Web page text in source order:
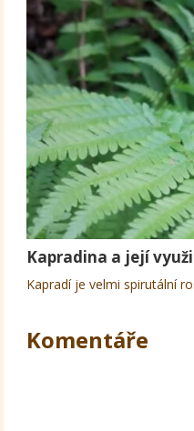
Kapradina a její
Kapradí je velmi spirutální
Komentáře